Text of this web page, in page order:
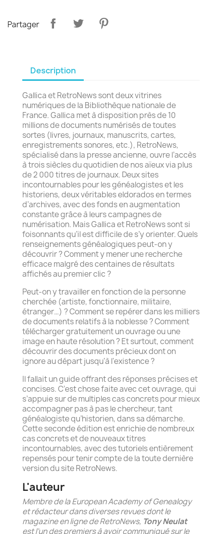
Partager
Description
Gallica et RetroNews sont deux vitrines
numériques de la Bibliothèque nationale de
France. Gallica met à disposition près de 10
millions de documents numérisés de toutes
sortes (livres, journaux, manuscrits, cartes,
enregistrements sonores, etc.), RetroNews,
spécialisé dans la presse ancienne, ouvre l’accès
à trois siècles du quotidien de nos aïeux via plus
de 2 000 titres de journaux. Deux sites
incontournables pour les généalogistes et les
historiens, deux véritables eldorados en termes
d’archives, avec des fonds en augmentation
constante grâce à leurs campagnes de
numérisation. Mais Gallica et RetroNews sont si
foisonnants qu’il est difficile de s’y orienter. Quels
renseignements généalogiques peut-on y
découvrir ? Comment y mener une recherche
efficace malgré des centaines de résultats
affichés au premier clic ?
Peut-on y travailler en fonction de la personne
cherchée (artiste, fonctionnaire, militaire,
étranger…) ? Comment se repérer dans les milliers
de documents relatifs à la noblesse ? Comment
télécharger gratuitement un ouvrage ou une
image en haute résolution ? Et surtout, comment
découvrir des documents précieux dont on
ignore au départ jusqu'à l'existence ?
Il fallait un guide offrant des réponses précises et
concises. C’est chose faite avec cet ouvrage, qui
s’appuie sur de multiples cas concrets pour mieux
accompagner pas à pas le chercheur, tant
généalogiste qu’historien, dans sa démarche.
Cette seconde édition est enrichie de nombreux
cas concrets et de nouveaux titres
incontournables, avec des tutoriels entièrement
repensés pour tenir compte de la toute dernière
version du site RetroNews.
L'auteur
Membre de la European Academy of Genealogy
et rédacteur dans diverses revues dont le
magazine en ligne de RetroNews, Tony Neulat
est l’un des premiers à avoir communiqué sur le